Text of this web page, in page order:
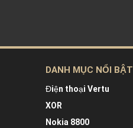
DANH MỤC NỔI BẬT
Điện thoại Vertu
XOR
Nokia 8800